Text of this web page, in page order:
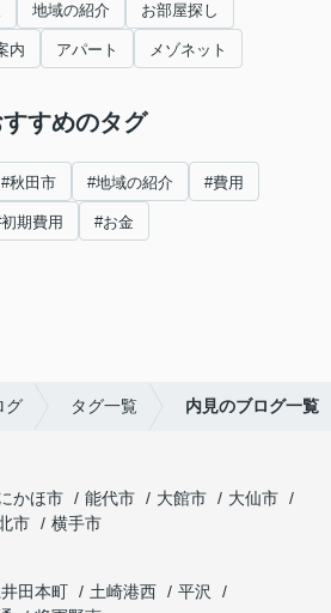
地域の紹介 お部屋探し
内 アパート メゾネット
すめのタグ
#秋田市 #地域の紹介 #費用
期費用 #お金
グ タグ一覧 内見のブログ一覧
かほ市 能代市 大館市
大仙市
市
横手市
田本町 土崎港西
平沢